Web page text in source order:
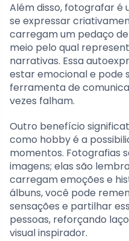
Além disso, fotografar é
se expressar
carregam um pedaço
meio pelo qual
narrativas. Essa
estar emocional e pode
ferramenta de
vezes falham.
Outro benefício
como hobby é a
momentos. Fotografias
imagens; elas são
carregam emoções e
álbuns, você pode
sensações e partilhar
pessoas, reforçando
visual inspirador.